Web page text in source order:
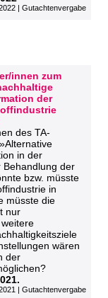
| Gutachtenvergabe
innen zum
der
des TA-
in der
der
bzw. müsste
in
müsste die
nur
wären
der
| Gutachtenvergabe